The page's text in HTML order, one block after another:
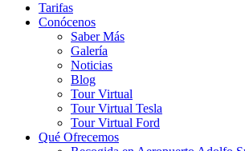
Tarifas
Conócenos
Saber Más
Galería
Noticias
Blog
Tour Virtual
Tour Virtual Tesla
Tour Virtual Ford
Qué Ofrecemos